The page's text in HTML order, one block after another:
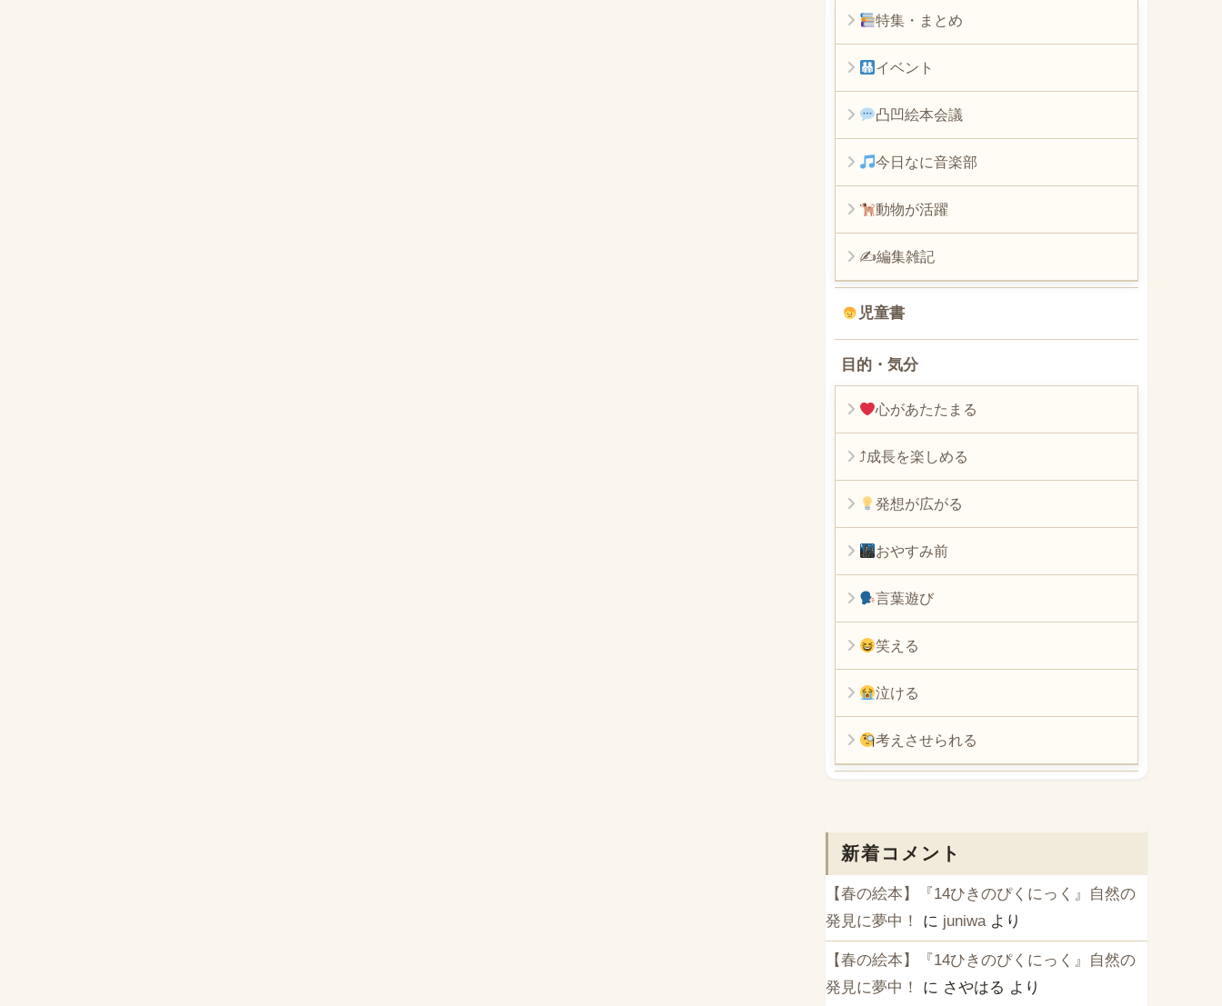
特集・まとめ
イベント
凸凹絵本会議
今日なに音楽部
動物が活躍
✍編集雑記
児童書
目的・気分
心があたたまる
⤴︎成長を楽しめる
発想が広がる
おやすみ前
言葉遊び
笑える
泣ける
考えさせられる
新着コメント
【春の絵本】『14ひきのぴくにっく』自然の
発見に夢中！
に juniwa より
【春の絵本】『14ひきのぴくにっく』自然の
発見に夢中！
に さやはる より